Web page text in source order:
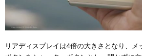
リアディスプレイは4倍の大きさとなり、メ